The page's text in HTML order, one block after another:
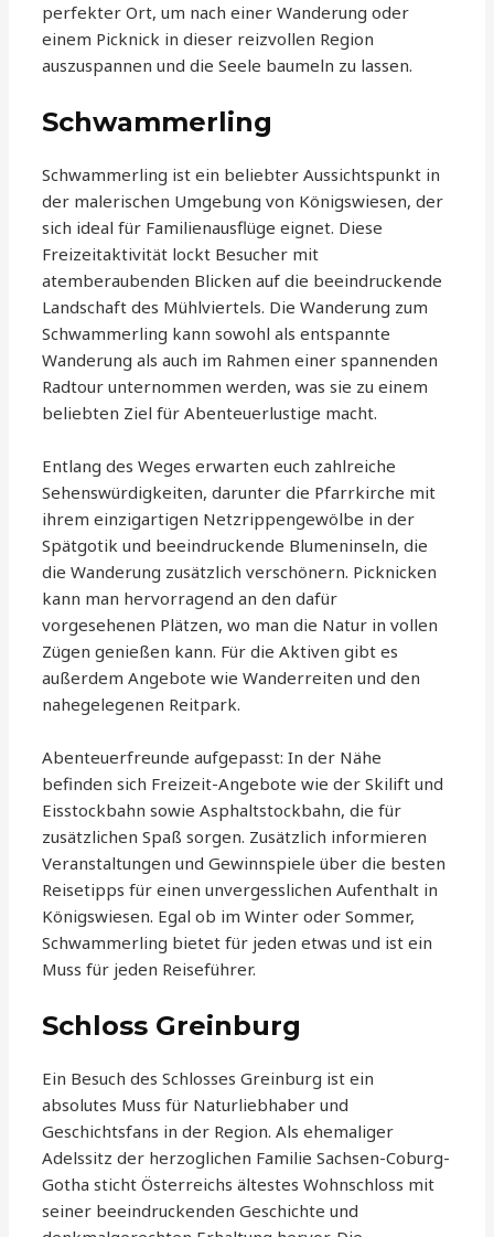
perfekter Ort, um nach einer Wanderung oder
einem Picknick in dieser reizvollen Region
auszuspannen und die Seele baumeln zu lassen.
Schwammerling
Schwammerling ist ein beliebter Aussichtspunkt in
der malerischen Umgebung von Königswiesen, der
sich ideal für Familienausflüge eignet. Diese
Freizeitaktivität lockt Besucher mit
atemberaubenden Blicken auf die beeindruckende
Landschaft des Mühlviertels. Die Wanderung zum
Schwammerling kann sowohl als entspannte
Wanderung als auch im Rahmen einer spannenden
Radtour unternommen werden, was sie zu einem
beliebten Ziel für Abenteuerlustige macht.
Entlang des Weges erwarten euch zahlreiche
Sehenswürdigkeiten, darunter die Pfarrkirche mit
ihrem einzigartigen Netzrippengewölbe in der
Spätgotik und beeindruckende Blumeninseln, die
die Wanderung zusätzlich verschönern. Picknicken
kann man hervorragend an den dafür
vorgesehenen Plätzen, wo man die Natur in vollen
Zügen genießen kann. Für die Aktiven gibt es
außerdem Angebote wie Wanderreiten und den
nahegelegenen Reitpark.
Abenteuerfreunde aufgepasst: In der Nähe
befinden sich Freizeit-Angebote wie der Skilift und
Eisstockbahn sowie Asphaltstockbahn, die für
zusätzlichen Spaß sorgen. Zusätzlich informieren
Veranstaltungen und Gewinnspiele über die besten
Reisetipps für einen unvergesslichen Aufenthalt in
Königswiesen. Egal ob im Winter oder Sommer,
Schwammerling bietet für jeden etwas und ist ein
Muss für jeden Reiseführer.
Schloss Greinburg
Ein Besuch des Schlosses Greinburg ist ein
absolutes Muss für Naturliebhaber und
Geschichtsfans in der Region. Als ehemaliger
Adelssitz der herzoglichen Familie Sachsen-Coburg-
Gotha sticht Österreichs ältestes Wohnschloss mit
seiner beeindruckenden Geschichte und